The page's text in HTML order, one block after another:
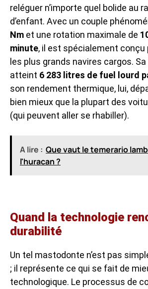
reléguer n’importe quel bolide au
d’enfant. Avec un couple
Nm et une rotation maximale de
minute, il est spécialement conçu
les plus grands navires cargos.
atteint 6 283 litres de fuel lourd
son rendement thermique, lui,
bien mieux que la plupart des
(qui peuvent aller se rhabiller).
A lire : Que vaut le temerario
l'huracan ?
Quand la technologie
durabilité
Un tel mastodonte n’est pas
; il représente ce qui se fait de
technologique. Le processus de